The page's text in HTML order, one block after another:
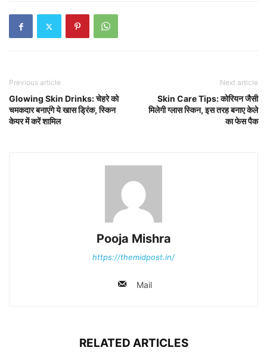
Previous article
Glowing Skin Drinks: चेहरे को
चमकदार बनाएंगे ये खास ड्रिंक, स्किन
केयर में करें शामिल
Next article
Skin Care Tips: कोरियन जैसी
मिलेगी ग्लास स्किन, इस तरह बनाए केले
का फेस पैक
Pooja Mishra
https://themidpost.in/
Mail
RELATED ARTICLES